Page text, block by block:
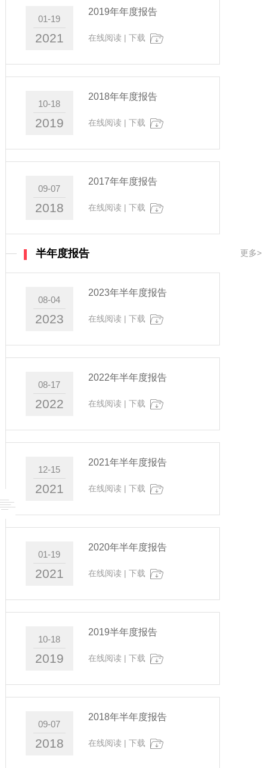
01-19
2021
2019年年度报告
在线阅读 | 下载
10-18
2019
2018年年度报告
在线阅读 | 下载
09-07
2018
2017年年度报告
在线阅读 | 下载
半年度报告 更多>
08-04
2023
2023年半年度报告
在线阅读 | 下载
08-17
2022
2022年半年度报告
在线阅读 | 下载
12-15
2021
2021年半年度报告
在线阅读 | 下载
01-19
2021
2020年半年度报告
在线阅读 | 下载
10-18
2019
2019半年度报告
在线阅读 | 下载
09-07
2018
2018年半年度报告
在线阅读 | 下载